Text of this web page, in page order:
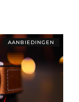
AANBIEDINGEN